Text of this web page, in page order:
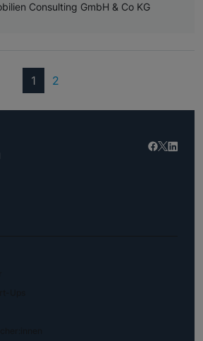
Consulting GmbH & Co KG
1 (current)
2